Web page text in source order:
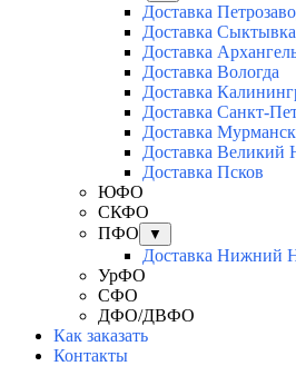
Доставка
Доставка
Доставка
Доставка Вологда
Доставка
Доставка Санкт-
Доставка Мурманск
Доставка Великий
Доставка Псков
ЮФО
СКФО
ПФО
▼
Доставка Нижний
УрФО
СФО
ДФО/ДВФО
Как заказать
Контакты